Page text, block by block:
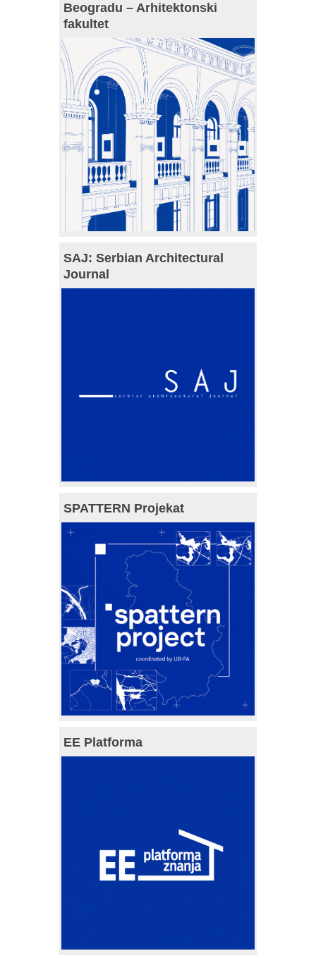
Beogradu – Arhitektonski
fakultet
SAJ: Serbian Architectural
Journal
SPATTERN Projekat
EE Platforma